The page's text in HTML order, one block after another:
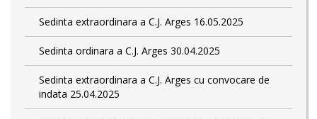
Sedinta extraordinara a C.J. Arges 16.05.2025
Sedinta ordinara a C.J. Arges 30.04.2025
Sedinta extraordinara a C.J. Arges cu convocare de
indata 25.04.2025